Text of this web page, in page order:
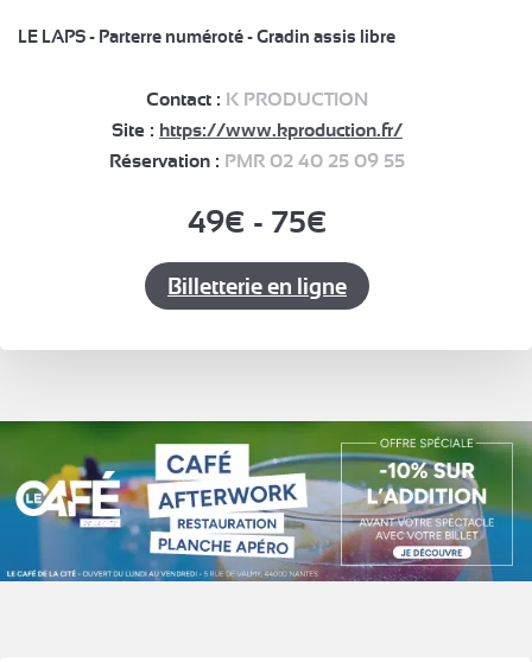
LE LAPS - Parterre numéroté - Gradin assis libre
Contact : K PRODUCTION
Site : https://www.kproduction.fr/
Réservation : PMR 02 40 25 09 55
49€ - 75€
Billetterie en ligne